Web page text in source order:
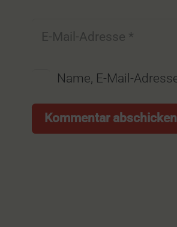
Name, E-Mail-
Kommentar abschicken